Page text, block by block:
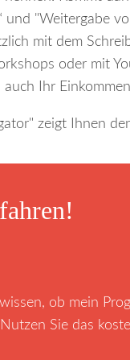
und "Weitergabe
mit dem
oder mit
auch Ihr
zeigt Ihnen
ob mein
Nutzen Sie das